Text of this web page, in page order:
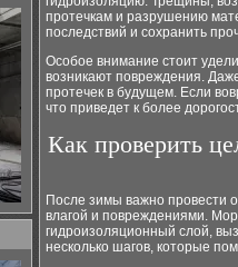
протечкам и разрушению
последствий и сохранить
Особое внимание стоит
возникают повреждения.
протечек в будущем. Если
что приведет к более
Как проверить
После зимы важно провести
влагой и повреждениями.
гидроизоляционный слой,
несколько шагов, которые